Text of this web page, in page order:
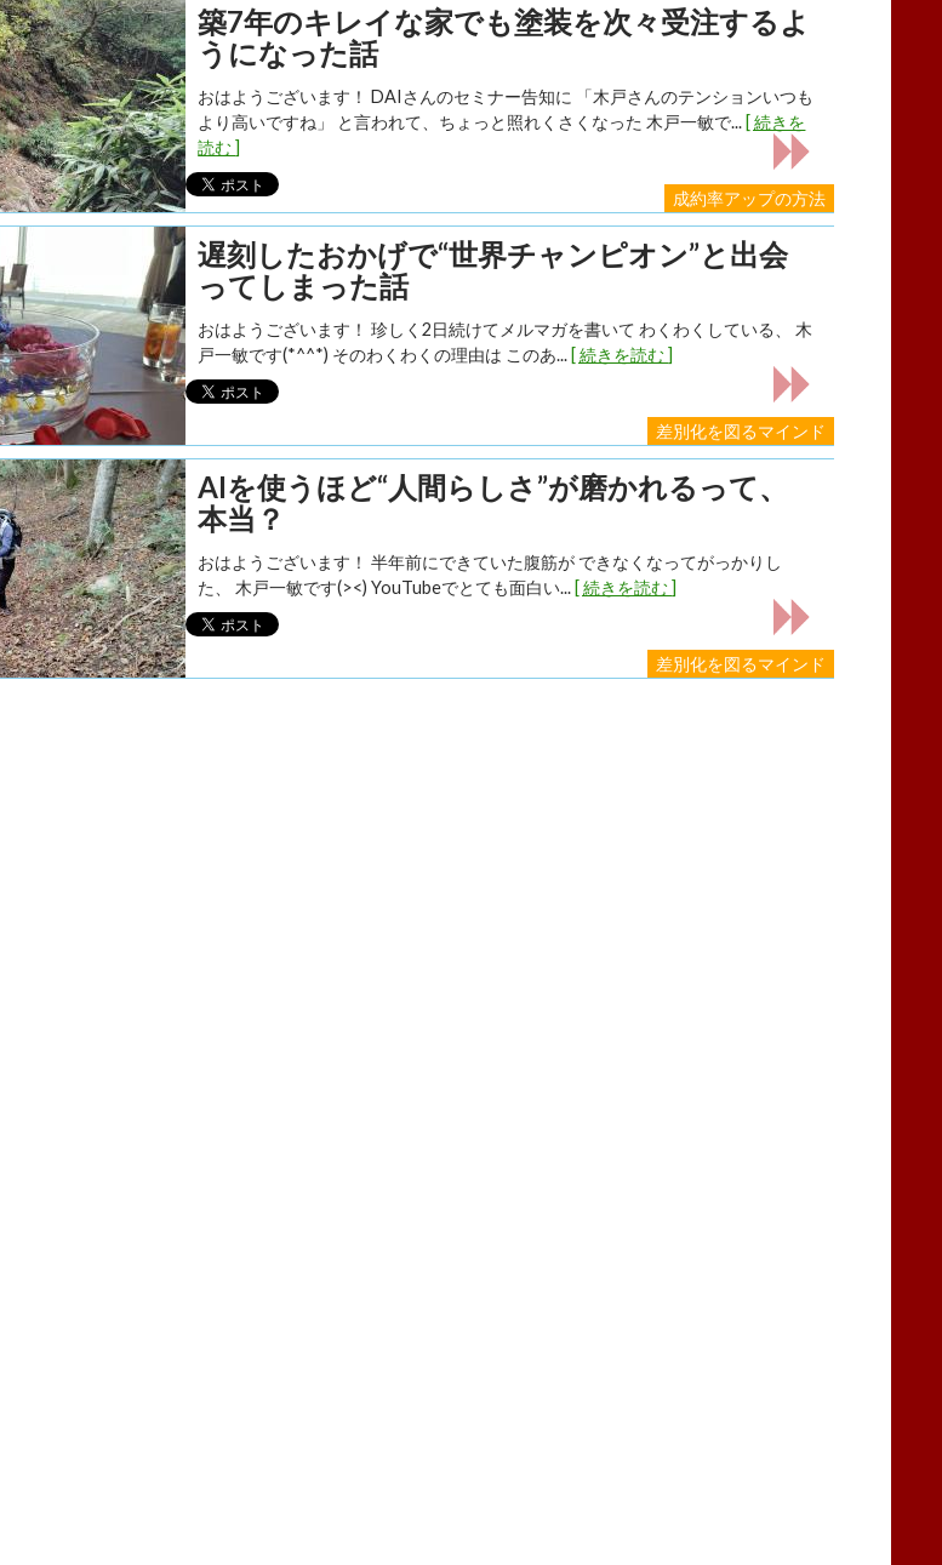
成約率アップの方法
築7年のキレイな家でも塗装を次々受注するよ
うになった話
おはようございます！ DAIさんのセミナー告知に 「木戸さんのテンションいつも
より高いですね」 と言われて、ちょっと照れくさくなった 木戸一敏で... [ 続きを
読む ]
差別化を図るマインド
遅刻したおかげで“世界チャンピオン”と出会
ってしまった話
おはようございます！ 珍しく2日続けてメルマガを書いて わくわくしている、 木
戸一敏です(*^^*) そのわくわくの理由は このあ... [ 続きを読む ]
差別化を図るマインド
AIを使うほど“人間らしさ”が磨かれるって、
本当？
おはようございます！ 半年前にできていた腹筋が できなくなってがっかりし
た、 木戸一敏です(><) YouTubeでとても面白い... [ 続きを読む ]